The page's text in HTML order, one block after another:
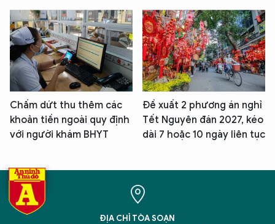
Chấm dứt thu thêm các
khoản tiền ngoài quy định
với người khám BHYT
Đề xuất 2 phương án nghỉ
Tết Nguyên đán 2027, kéo
dài 7 hoặc 10 ngày liên tục
ĐỊA CHỈ TÒA SOẠN